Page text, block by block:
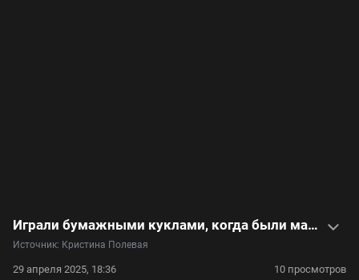
Играли бумажными куклами, когда были маленькими? Этот тренд из 90-х снова популярен. Видео
Источник: Кристина Полевая
29 апреля 2025, 18:36 10 просмотров